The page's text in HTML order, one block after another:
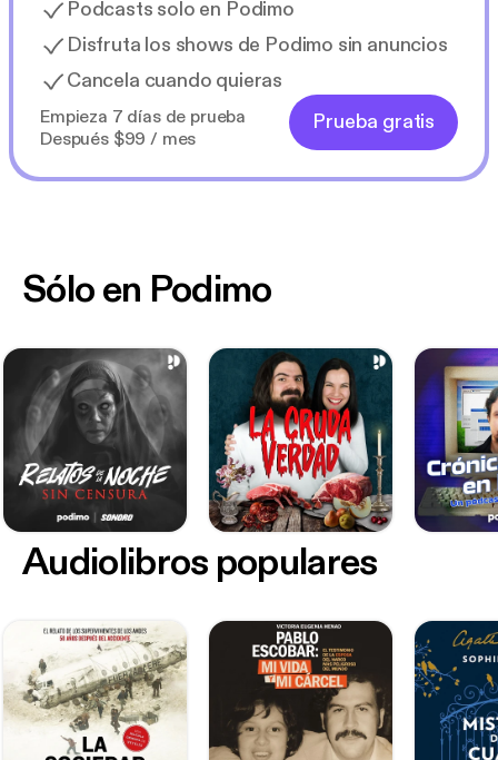
Podcasts solo en Podimo
Disfruta los shows de Podimo sin anuncios
Cancela cuando quieras
Empieza 7 días de prueba
Después $99 / mes
Prueba gratis
Sólo en Podimo
Audiolibros populares